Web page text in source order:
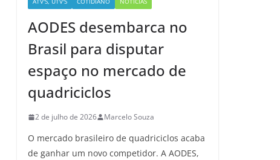
AODES desembarca no
Brasil para disputar
espaço no mercado de
quadriciclos
2 de julho de 2026 Marcelo Souza
O mercado brasileiro de quadriciclos acaba
de ganhar um novo competidor. A AODES,